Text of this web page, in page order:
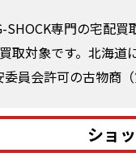
SHOCK専門の宅配
取対象です。北海
員会許可の古物商
ショ